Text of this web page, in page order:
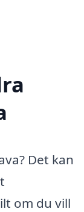
Det kan
om du vill